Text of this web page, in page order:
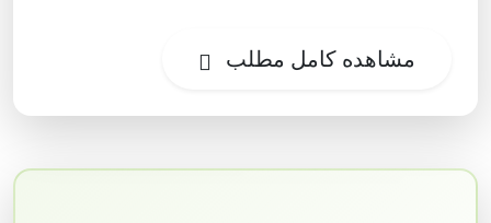
مشاهده کامل مطلب